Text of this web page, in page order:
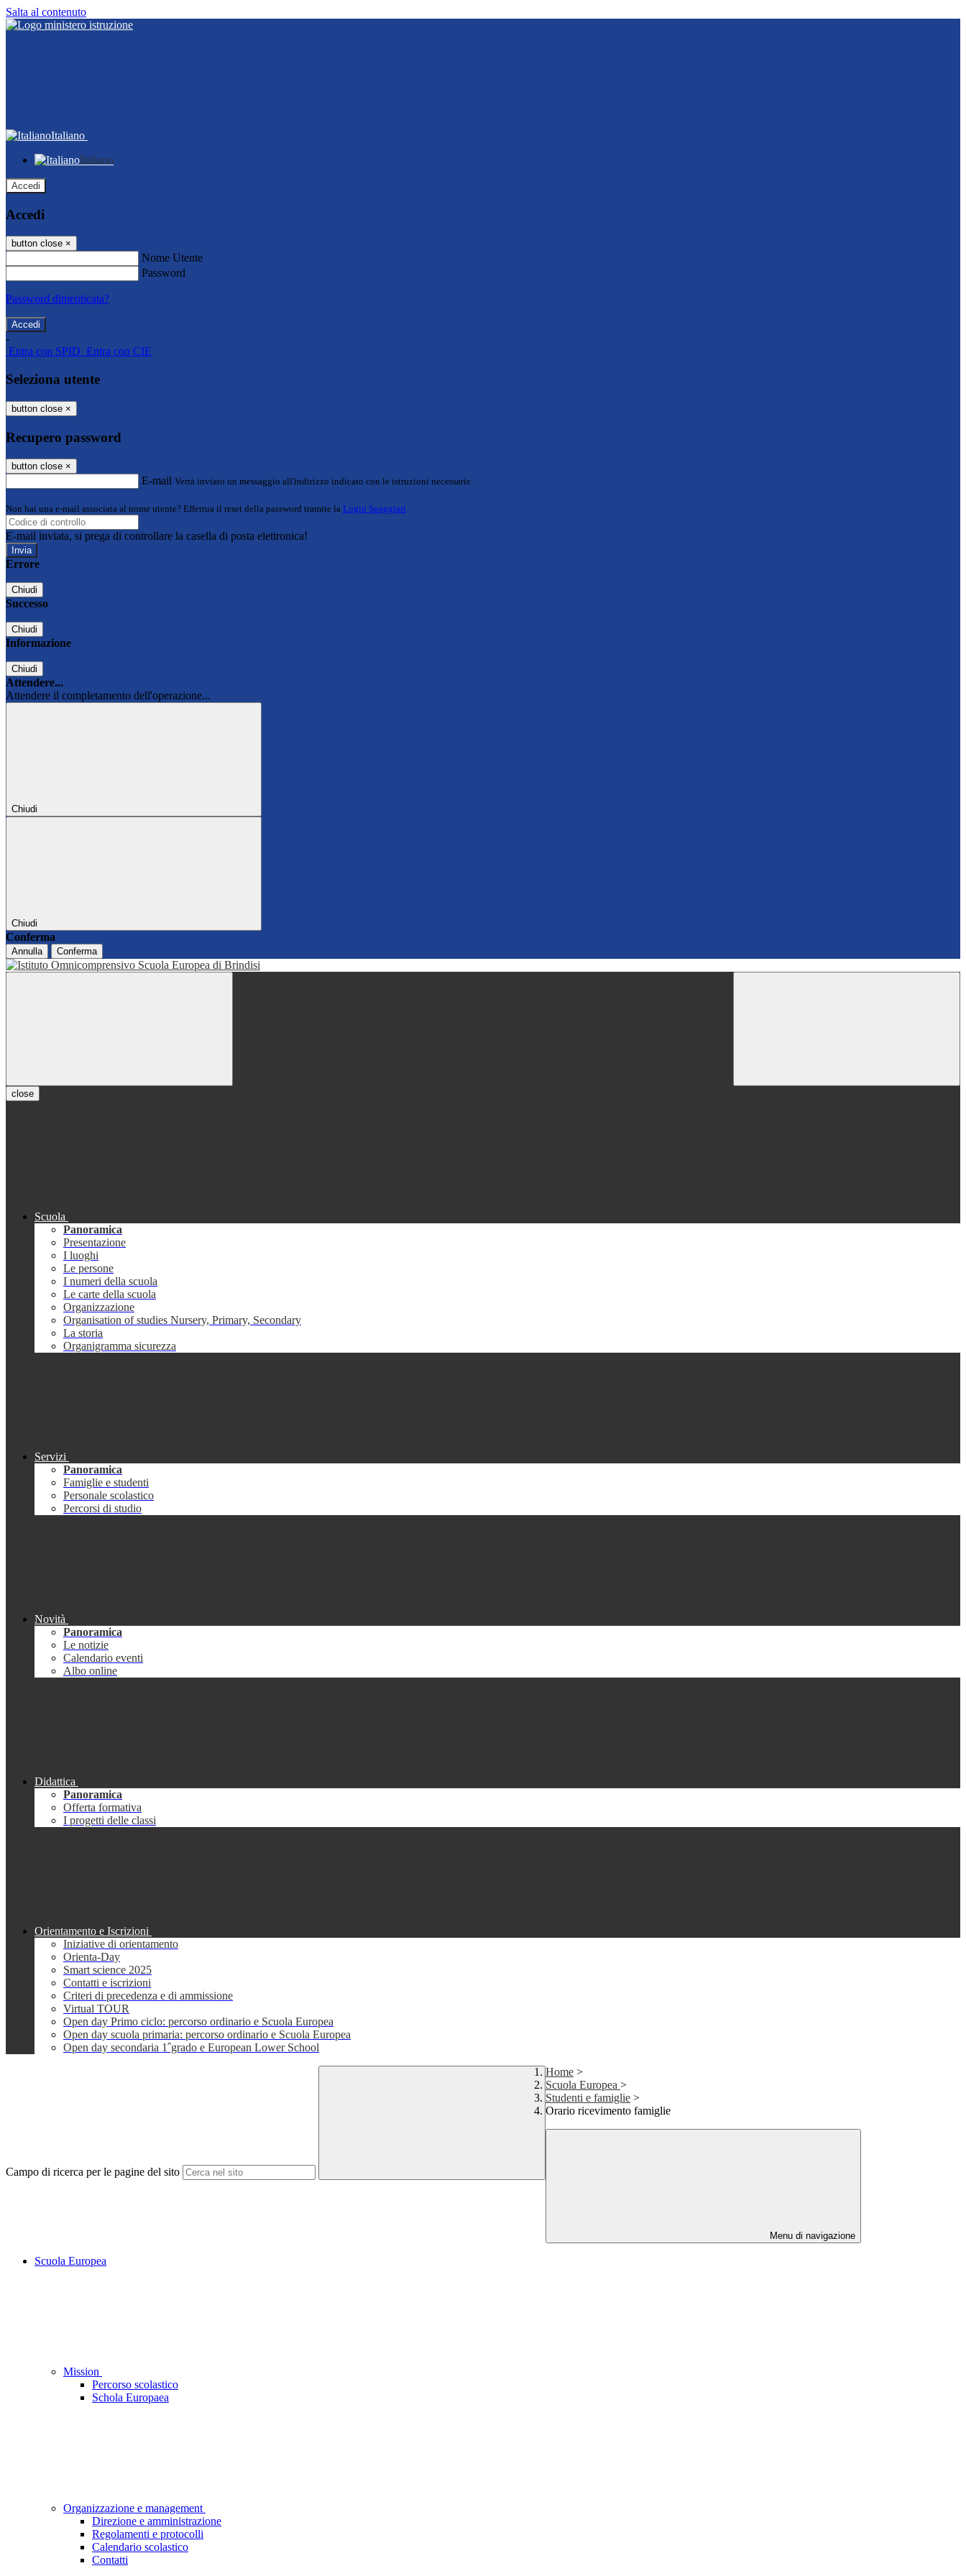
Salta al contenuto
Italiano
Italiano
Accedi
Accedi
button close ×
Nome Utente
Password
Password dimenticata?
-
Entra con SPID Entra con CIE
Seleziona utente
button close ×
Recupero password
button close ×
E-mail Verrà inviato un messaggio all'indirizzo indicato con le istruzioni necessarie.
Non hai una e-mail associata al nome utente? Effettua il reset della password tramite la Login Spaggiari
E-mail inviata, si prega di controllare la casella di posta elettronica!
Errore
Chiudi
Successo
Chiudi
Informazione
Chiudi
Attendere...
Attendere il completamento dell'operazione...
Chiudi
Chiudi
Conferma
Annulla Conferma
close
Scuola
Panoramica
Presentazione
I luoghi
Le persone
I numeri della scuola
Le carte della scuola
Organizzazione
Organisation of studies Nursery, Primary, Secondary
La storia
Organigramma sicurezza
Servizi
Panoramica
Famiglie e studenti
Personale scolastico
Percorsi di studio
Novità
Panoramica
Le notizie
Calendario eventi
Albo online
Didattica
Panoramica
Offerta formativa
I progetti delle classi
Orientamento e Iscrizioni
Iniziative di orientamento
Orienta-Day
Smart science 2025
Contatti e iscrizioni
Criteri di precedenza e di ammissione
Virtual TOUR
Open day Primo ciclo: percorso ordinario e Scuola Europea
Open day scuola primaria: percorso ordinario e Scuola Europea
Open day secondaria 1ˆgrado e European Lower School
Campo di ricerca per le pagine del sito
Home >
Scuola Europea >
Studenti e famiglie >
Orario ricevimento famiglie
Menu di navigazione
Scuola Europea
Mission
Percorso scolastico
Schola Europaea
Organizzazione e management
Direzione e amministrazione
Regolamenti e protocolli
Calendario scolastico
Contatti